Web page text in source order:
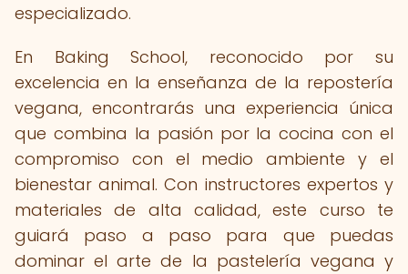
especializado.
En Baking School, reconocido por su
excelencia en la enseñanza de la repostería
vegana, encontrarás una experiencia única
que combina la pasión por la cocina con el
compromiso con el medio ambiente y el
bienestar animal. Con instructores expertos y
materiales de alta calidad, este curso te
guiará paso a paso para que puedas
dominar el arte de la pastelería vegana y